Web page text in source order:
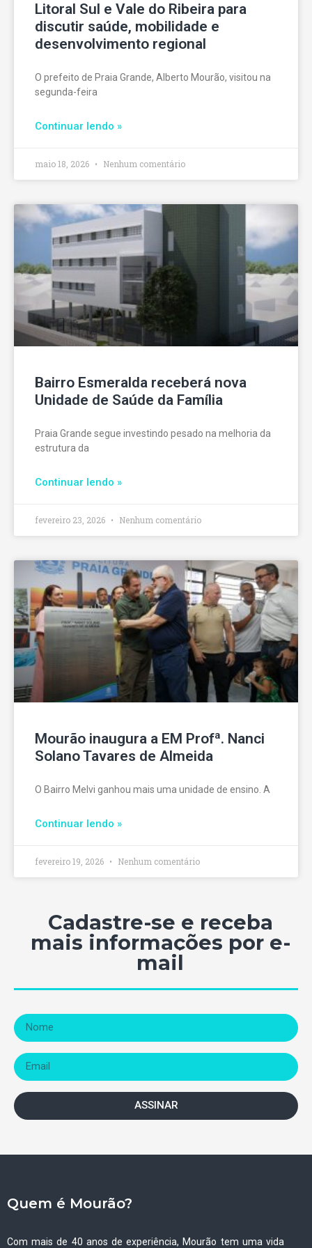
Litoral Sul e Vale do Ribeira para
discutir saúde, mobilidade e
desenvolvimento regional
O prefeito de Praia Grande, Alberto Mourão, visitou na
segunda-feira
Continuar lendo »
maio 18, 2026 Nenhum comentário
Bairro Esmeralda receberá nova
Unidade de Saúde da Família
Praia Grande segue investindo pesado na melhoria da
estrutura da
Continuar lendo »
fevereiro 23, 2026 Nenhum comentário
Mourão inaugura a EM Profª. Nanci
Solano Tavares de Almeida
O Bairro Melvi ganhou mais uma unidade de ensino. A
Continuar lendo »
fevereiro 19, 2026 Nenhum comentário
Cadastre-se e receba
mais informações por e-
mail
ASSINAR
Quem é Mourão?
Com mais de 40 anos de experiência, Mourão tem uma vida